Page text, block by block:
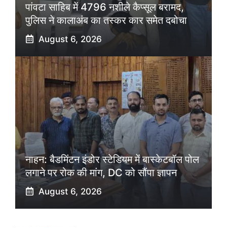
पांवटा साहिब में 4796 नशीले कैप्सूल बरामद,
पुलिस ने कालाअंब का तस्कर कार समेत दबोचा
August 6, 2026
नाहन: बैडमिंटन इंडोर स्टेडियम में बास्केटबॉल पोल
लगाने पर रोक की मांग, DC को सौंपा ज्ञापन
August 6, 2026